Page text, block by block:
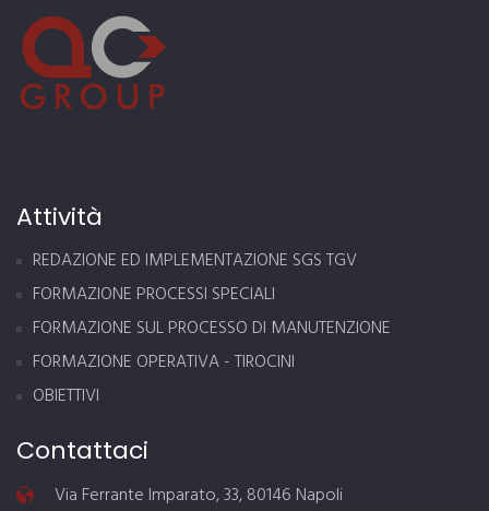
Attività
REDAZIONE ED IMPLEMENTAZIONE SGS TGV
FORMAZIONE PROCESSI SPECIALI
FORMAZIONE SUL PROCESSO DI MANUTENZIONE
FORMAZIONE OPERATIVA - TIROCINI
OBIETTIVI
Contattaci
Via Ferrante Imparato, 33, 80146 Napoli